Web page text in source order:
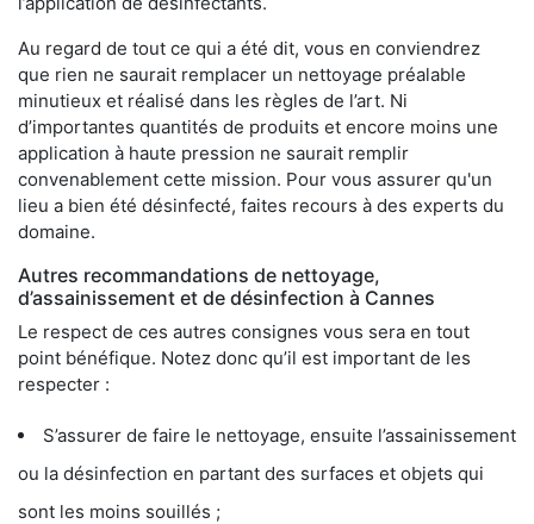
Au regard de tout ce qui a été dit, vous en conviendrez
que rien ne saurait remplacer un nettoyage préalable
minutieux et réalisé dans les règles de l’art. Ni
d’importantes quantités de produits et encore moins une
application à haute pression ne saurait remplir
convenablement cette mission. Pour vous assurer qu'un
lieu a bien été désinfecté, faites recours à des experts du
domaine.
Autres recommandations de nettoyage,
d’assainissement et de désinfection à Cannes
Le respect de ces autres consignes vous sera en tout
point bénéfique. Notez donc qu’il est important de les
respecter :
S’assurer de faire le nettoyage, ensuite l’assainissement
ou la désinfection en partant des surfaces et objets qui
sont les moins souillés ;